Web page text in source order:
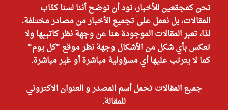
نحن كمجمّعين للأخبار، نود أن نوضح أننا لسنا كتّاب
المقالات، بل نعمل على تجميع الأخبار من مصادر مختلفة.
لذا، تعبر المقالات الموجودة هنا عن وجهة نظر كاتبيها ولا
تعكس بأي شكل من الأشكال وجهة نظر موقع "كل يوم"
كما لا يترتب عليها أي مسؤولية مباشرة أو غير مباشرة.
جميع المقالات تحمل أسم المصدر و العنوان الاكتروني
للمقالة.